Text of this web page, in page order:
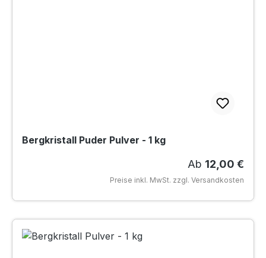
Bergkristall Puder Pulver - 1 kg
Regulärer
Ab 12,00 €
Preise inkl. MwSt. zzgl. Versandkosten